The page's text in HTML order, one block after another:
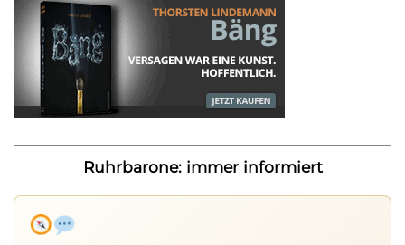
Ruhrbarone: immer informiert